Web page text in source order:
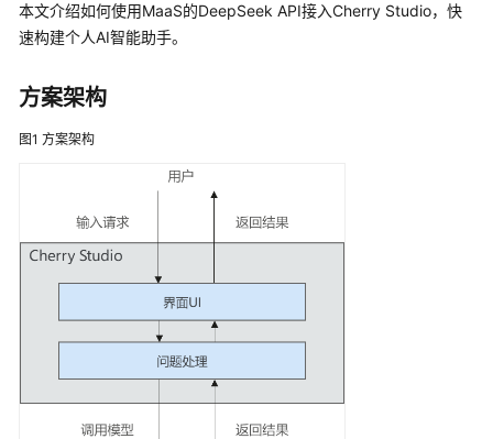
明
置
MaaS
访
首
型
本文介绍如何使用MaaS的DeepSeek API接入Cherry Studio，快
速构建个人AI智能助手。
方案架构
图1 方案架构